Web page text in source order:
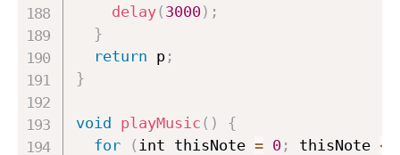
delay( 3000) ;
}
return p;
}
void playMusic ( )
{
for
( int thisNote = 0; thisNote <